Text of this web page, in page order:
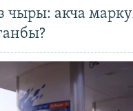
чыры: акча